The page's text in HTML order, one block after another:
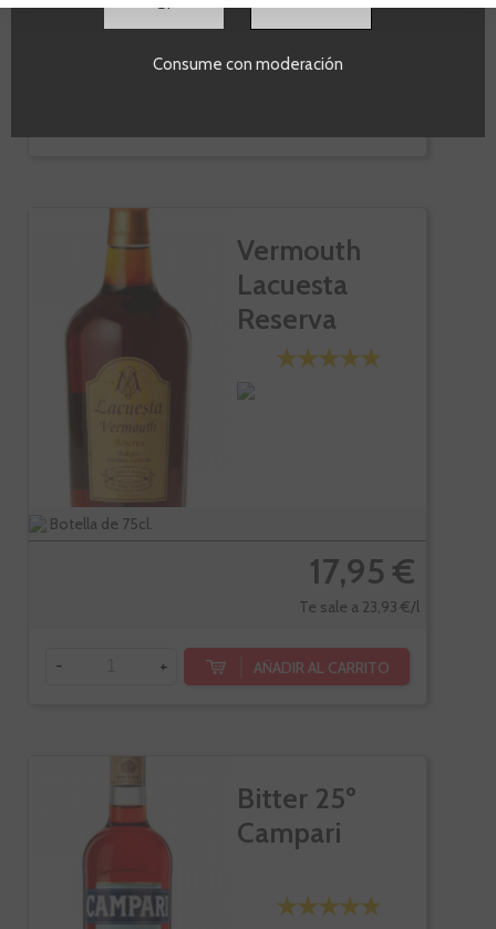
16,20 €
Te sale a 16,20 €/l
Vermouth
Lacuesta
Reserva
Botella de 75cl.
17,95 €
Te sale a 23,93 €/l
- + AÑADIR AL CARRITO
Bitter 25º
Campari
Consume con moderación